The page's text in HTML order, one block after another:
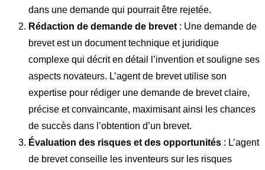
dans une demande qui pourrait être rejetée.
Rédaction de demande de brevet : Une demande de
brevet est un document technique et juridique
complexe qui décrit en détail l’invention et souligne ses
aspects novateurs. L’agent de brevet utilise son
expertise pour rédiger une demande de brevet claire,
précise et convaincante, maximisant ainsi les chances
de succès dans l’obtention d’un brevet.
Évaluation des risques et des opportunités : L’agent
de brevet conseille les inventeurs sur les risques